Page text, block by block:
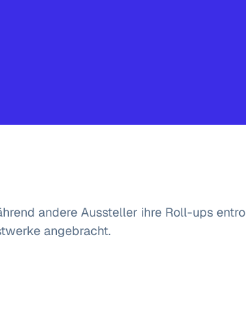
andere Aussteller ihre Roll-ups
angebracht.